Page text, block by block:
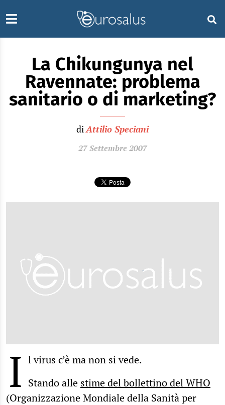
La Chikungunya nel
Ravennate: problema
sanitario o di marketing?
diAttilio Speciani
27 Settembre 2007
I l virus c’è ma non si vede.
Stando alle stime del bollettino del WHO
(Organizzazione Mondiale della Sanità per